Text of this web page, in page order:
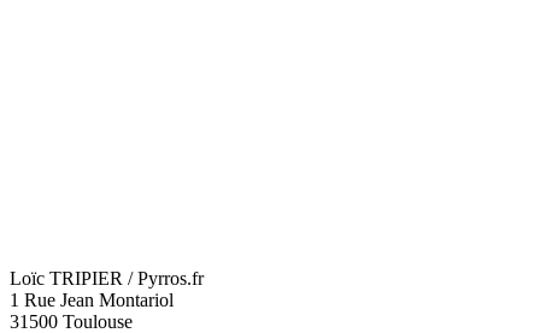
Loïc TRIPIER / Pyrros.fr
1 Rue Jean Montariol
31500 Toulouse